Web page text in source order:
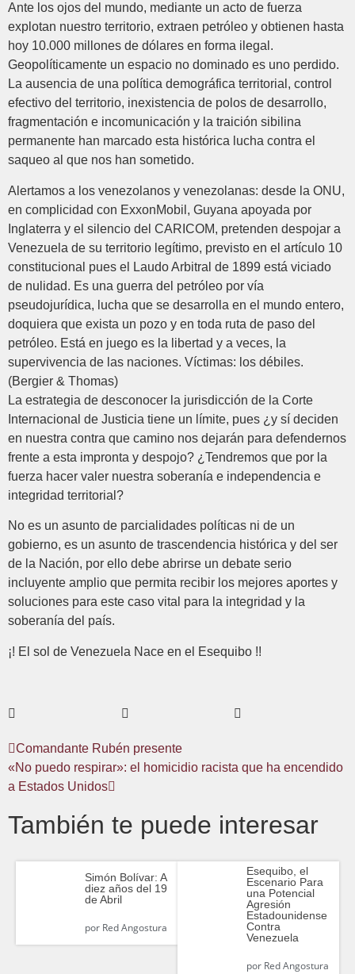
Ante los ojos del mundo, mediante un acto de fuerza
explotan nuestro territorio, extraen petróleo y obtienen hasta
hoy 10.000 millones de dólares en forma ilegal.
Geopolíticamente un espacio no dominado es uno perdido.
La ausencia de una política demográfica territorial, control
efectivo del territorio, inexistencia de polos de desarrollo,
fragmentación e incomunicación y la traición sibilina
permanente han marcado esta histórica lucha contra el
saqueo al que nos han sometido.
Alertamos a los venezolanos y venezolanas: desde la ONU,
en complicidad con ExxonMobil, Guyana apoyada por
Inglaterra y el silencio del CARICOM, pretenden despojar a
Venezuela de su territorio legítimo, previsto en el artículo 10
constitucional pues el Laudo Arbitral de 1899 está viciado
de nulidad. Es una guerra del petróleo por vía
pseudojurídica, lucha que se desarrolla en el mundo entero,
doquiera que exista un pozo y en toda ruta de paso del
petróleo. Está en juego es la libertad y a veces, la
supervivencia de las naciones. Víctimas: los débiles.
(Bergier & Thomas)
La estrategia de desconocer la jurisdicción de la Corte
Internacional de Justicia tiene un límite, pues ¿y sí deciden
en nuestra contra que camino nos dejarán para defendernos
frente a esta impronta y despojo? ¿Tendremos que por la
fuerza hacer valer nuestra soberanía e independencia e
integridad territorial?
No es un asunto de parcialidades políticas ni de un
gobierno, es un asunto de trascendencia histórica y del ser
de la Nación, por ello debe abrirse un debate serio
incluyente amplio que permita recibir los mejores aportes y
soluciones para este caso vital para la integridad y la
soberanía del país.
¡! El sol de Venezuela Nace en el Esequibo !!
Comandante Rubén presente
«No puedo respirar»: el homicidio racista que ha encendido
a Estados Unidos
También te puede interesar
Simón Bolívar: A
diez años del 19
de Abril
porRed Angostura
Esequibo, el
Escenario Para
una Potencial
Agresión
Estadounidense
Contra
Venezuela
porRed Angostura